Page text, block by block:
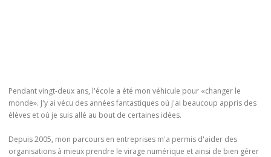
Pendant vingt-deux ans, l'école a été mon véhicule pour «changer le
monde». J'y ai vécu des années fantastiques où j'ai beaucoup appris des
élèves et où je suis allé au bout de certaines idées.
Depuis 2005, mon parcours en entreprises m'a permis d'aider des
organisations à mieux prendre le virage numérique et ainsi de bien gérer